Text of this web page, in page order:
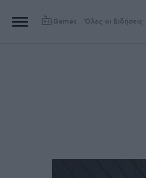
Games Όλες οι Ειδήσεις